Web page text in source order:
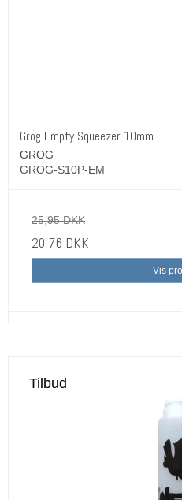
Grog Empty Squeezer 10mm
GROG
GROG-S10P-EM
25,95 DKK
20,76 DKK
Vis
Tilbud